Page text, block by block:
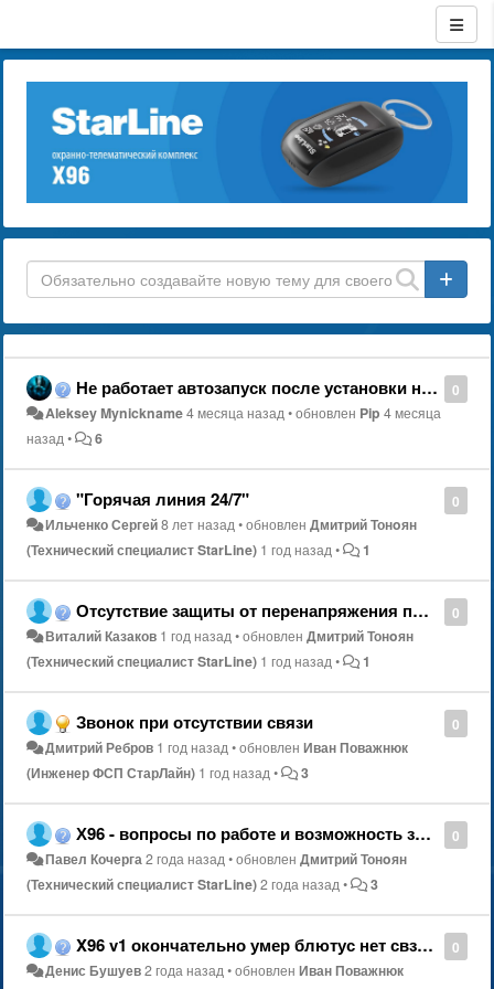
0
Не работает автозапуск после установки на samsung xm3
Aleksey Mynickname4 месяца назад•обновлен Pip 4 месяца
назад• 6
0
"Горячая линия 24/7"
Ильченко Сергей8 лет назад•обновленДмитрий Тонoян
(Технический специалист StarLine) 1 год назад• 1
0
Отсутствие защиты от перенапряжения подкапотного блока R6
Виталий Казаков 1 год назад•обновленДмитрий Тонoян
(Технический специалист StarLine) 1 год назад• 1
0
Звонок при отсутствии связи
Дмитрий Ребров 1 год назад•обновленИван Поважнюк
(Инженер ФСП СтарЛайн) 1 год назад• 3
0
Х96 - вопросы по работе и возможность замены
Павел Кочерга2 года назад•обновленДмитрий Тонoян
(Технический специалист StarLine)2 года назад• 3
0
X96 v1 окончательно умер блютус нет свзи с метками и R6
Денис Бушуев2 года назад•обновленИван Поважнюк